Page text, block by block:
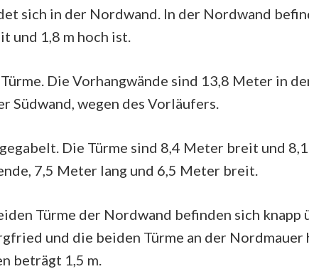
sich in der Nordwand. In der Nordwand
und 1,8 m hoch ist.
Die Vorhangwände sind 13,8 Meter in
Südwand, wegen des Vorläufers.
Die Türme sind 8,4 Meter breit und
7,5 Meter lang und 6,5 Meter breit.
Türme der Nordwand befinden sich knapp
und die beiden Türme an der Nordmauer
beträgt 1,5 m.